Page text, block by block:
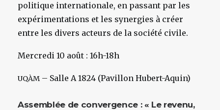
politique internationale, en passant par les
expérimentations et les synergies à créer
entre les divers acteurs de la société civile.
Mercredi 10 août : 16h-18h
UQÀM– Salle A 1824 (Pavillon Hubert-Aquin)
Assemblée de convergence : « Le revenu,